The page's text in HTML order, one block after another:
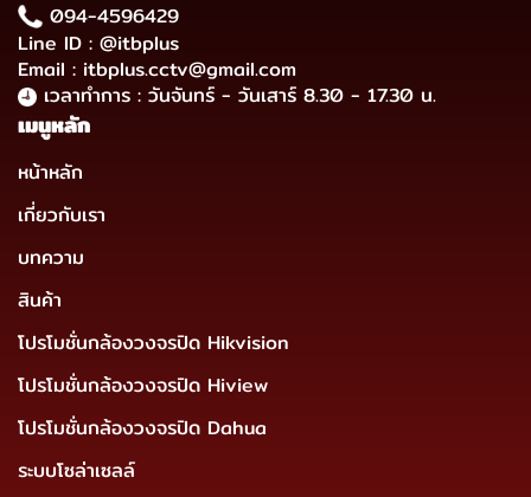
094-4596429
Line ID : @itbplus
Email : itbplus.cctv@gmail.com
เวลาทำการ : วันจันทร์ - วันเสาร์ 8.30 - 17.30 น.
เมนูหลัก
หน้าหลัก
เกี่ยวกับเรา
บทความ
สินค้า
โปรโมชั่นกล้องวงจรปิด Hikvision
โปรโมชั่นกล้องวงจรปิด Hiview
โปรโมชั่นกล้องวงจรปิด Dahua
ระบบโซล่าเซลล์